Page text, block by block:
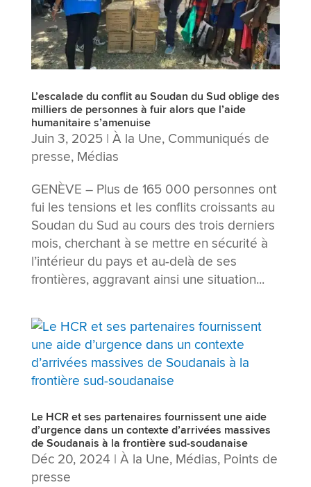
L’escalade du conflit au Soudan du Sud oblige des
milliers de personnes à fuir alors que l’aide
humanitaire s’amenuise
Juin 3, 2025| À la Une, Communiqués de
presse, Médias
GENÈVE – Plus de 165 000 personnes ont
fui les tensions et les conflits croissants au
Soudan du Sud au cours des trois derniers
mois, cherchant à se mettre en sécurité à
l’intérieur du pays et au-delà de ses
frontières, aggravant ainsi une situation...
Le HCR et ses partenaires fournissent une aide
d’urgence dans un contexte d’arrivées massives
de Soudanais à la frontière sud-soudanaise
Déc 20, 2024 | À la Une, Médias, Points de
presse